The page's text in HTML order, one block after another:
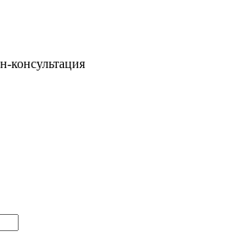
консультация